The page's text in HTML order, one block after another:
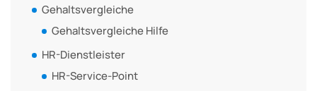
Gehaltsvergleiche
Gehaltsvergleiche Hilfe
HR-Dienstleister
HR-Service-Point